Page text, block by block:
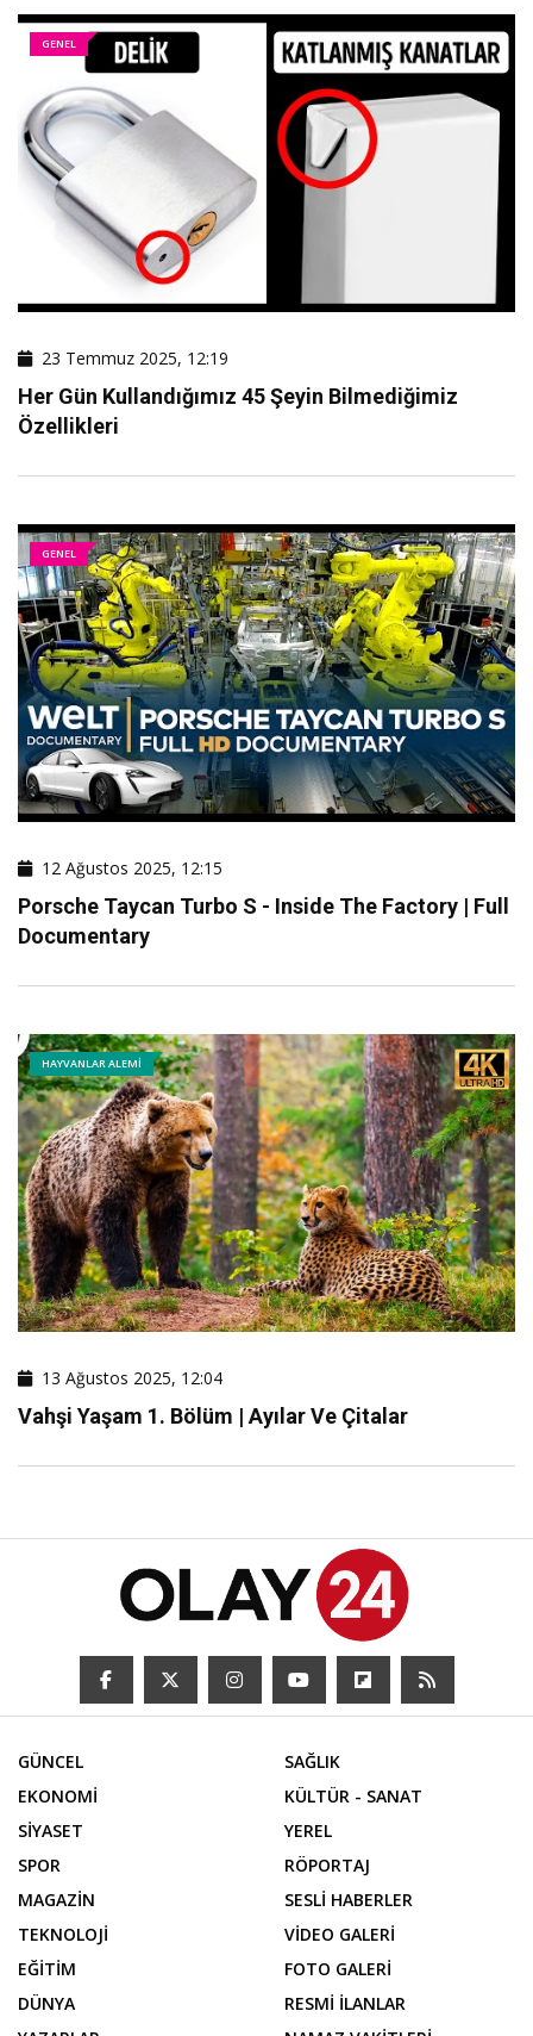
GENEL
23 Temmuz 2025, 12:19
Her Gün Kullandığımız 45 Şeyin Bilmediğimiz
Özellikleri
GENEL
12 Ağustos 2025, 12:15
Porsche Taycan Turbo S - Inside The Factory | Full
Documentary
HAYVANLAR ALEMI
13 Ağustos 2025, 12:04
Vahşi Yaşam 1. Bölüm | Ayılar Ve Çitalar
GÜNCEL
EKONOMİ
SİYASET
SPOR
MAGAZİN
TEKNOLOJİ
EĞİTİM
DÜNYA
SAĞLIK
KÜLTÜR - SANAT
YEREL
RÖPORTAJ
SESLİ HABERLER
VİDEO GALERİ
FOTO GALERİ
RESMİ İLANLAR